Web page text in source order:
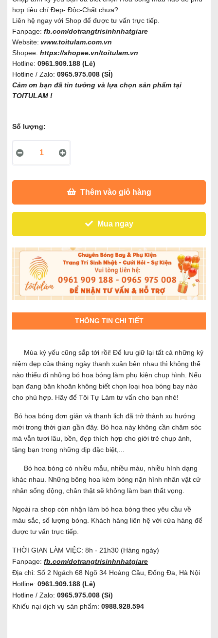
hợp tiêu chí Đẹp- Độc-Chất chưa?
Liên hệ ngay với Shop để được tư vấn trực tiếp.
Fanpage: fb.com/dotrangtrisinhnhatgiare
Website: www.toitulam.com.vn
Shopee: https://shopee.vn/toitulam.vn
Hotline: 0961.909.188 (Lẻ)
Hotline / Zalo: 0965.975.008 (SỈ)
Cảm ơn bạn đã tin tưởng và lựa chọn sản phẩm tại
TOITULAM !
Số lượng:
Thêm vào giỏ hàng
Mua ngay
THÔNG TIN CHI TIẾT
Mùa kỷ yếu cũng sắp tới rồi! Để lưu giữ lại tất cả những kỷ
niệm đẹp của tháng ngày thanh xuân bên nhau thì không thể
nào thiếu đi những bó hoa bóng làm phụ kiện chụp hình. Nếu
bạn đang băn khoăn không biết chọn loại hoa bóng bay nào
cho phù hợp. Hãy để Tôi Tự Làm tư vấn cho bạn nhé!
Bó hoa bóng đơn giản và thanh lịch đã trở thành xu hướng
mới trong thời gian gần đây. Bó hoa này không cần chăm sóc
mà vẫn tươi lâu, bền, đẹp thích hợp cho giới trẻ chụp ảnh,
tặng bạn trong những dịp đặc biệt,...
Bó hoa bóng có nhiều mẫu, nhiều màu, nhiều hình dạng
khác nhau. Những bông hoa kèm bóng nặn hình nhân vật cử
nhân sống động, chân thật sẽ không làm bạn thất vọng.
Ngoài ra shop còn nhận làm bó hoa bóng theo yêu cầu về
màu sắc, số lượng bóng. Khách hàng liên hệ với cửa hàng để
được tư vấn trực tiếp.
THỜI GIAN LÀM VIỆC: 8h - 21h30 (Hàng ngày)
Fanpage: fb.com/dotrangtrisinhnhatgiare
Địa chỉ: Số 2 Ngách 68 Ngõ 34 Hoàng Cầu, Đống Đa, Hà Nội
Hotline: 0961.909.188 (Lẻ)
Hotline / Zalo: 0965.975.008 (Sỉ)
Khiếu nại dịch vụ sản phẩm: 0988.928.594